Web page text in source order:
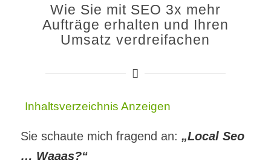
Wie Sie mit SEO 3x mehr
Aufträge erhalten und Ihren
Umsatz verdreifachen
Inhaltsverzeichnis Anzeigen
Sie schaute mich fragend an: „Local Seo
… Waaas?“